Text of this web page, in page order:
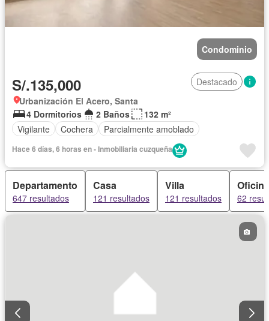
Condominio
S/.135,000
Destacado
Urbanización El Acero, Santa
4 Dormitorios
2 Baños
132 m²
Vigilante
Cochera Parcialmente amoblado
Hace 6 días, 6 horas en - Inmobiliaria cuzqueña
Departamento
647 resultados
Casa
121 resultados
Villa
121 resultados
Oficina
62